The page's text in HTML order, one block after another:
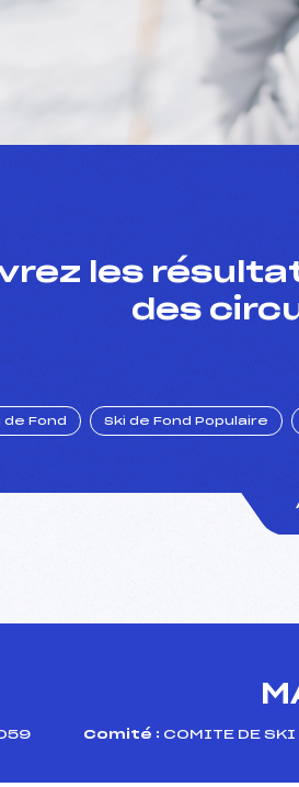
les
des
de Fond Ski de Fond Populaire
Comité : COMITE DE